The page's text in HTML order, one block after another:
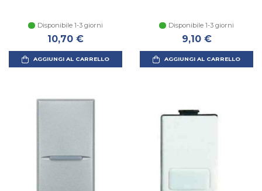
Disponibile 1-3 giorni
10,70 €
AGGIUNGI AL CARRELLO
Disponibile 1-3 giorni
9,10 €
AGGIUNGI AL CARRELLO